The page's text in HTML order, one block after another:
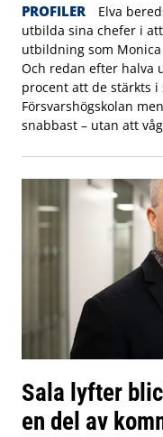
PROFILER
Elva
utbilda sina chefer i
utbildning som
Och redan efter halva
procent att de stärkts
Försvarshögskolan
snabbast – utan att
Sala lyfter
en del av